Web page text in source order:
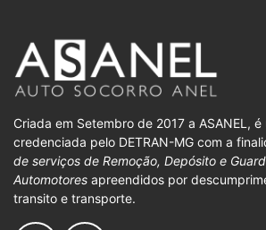
Criada em Setembro de 2017 a ASANEL, é
credenciada pelo DETRAN-MG com a
de serviços de Remoção, Depósito e
Automotores apreendidos por
transito e transporte.